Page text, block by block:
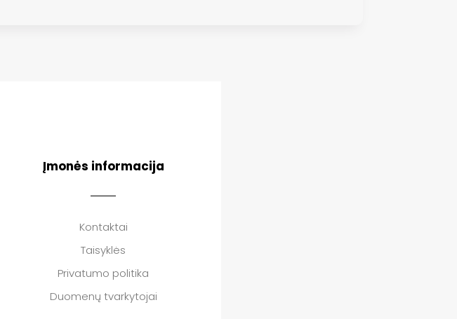
Įmonės informacija
Kontaktai
Taisyklės
Privatumo politika
Duomenų tvarkytojai